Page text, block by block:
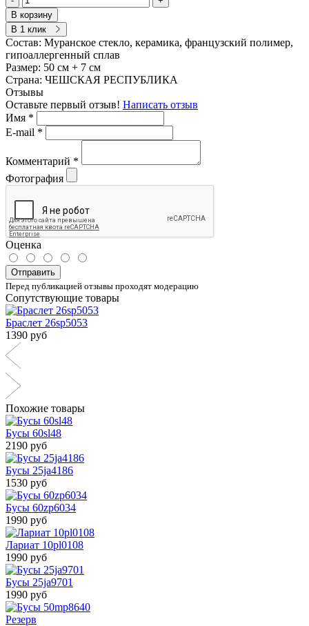
В корзину
В 1 клик
Состав: Муранское стекло, керамика, французский полимер,
гипоаллергенный сплав
Размер: 50 см + 7 см
Страна: ЧЕШСКАЯ РЕСПУБЛИКА
Отзывы
Оставьте первый отзыв! Написать отзыв
Имя *
E-mail *
Комментарий *
Фотография
Оценка
Отправить
Перед публикацией отзывы проходят модерацию
Сопутствующие товары
Браслет 26sp5053
1390 руб
Похожие товары
Бусы 60sl48
2190 руб
Бусы 25ja4186
1530 руб
Бусы 60zp6034
1990 руб
Лариат 10pl0108
1990 руб
Бусы 25ja9701
1990 руб
Резерв